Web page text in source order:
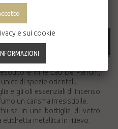
e virile Eau De Parfum,
di spezie orientali.
e gli oli essenziali di Incenso
un carisma irresistibile.
in una bottiglia di vetro
etichetta metallica in rilievo.
e sui cookie